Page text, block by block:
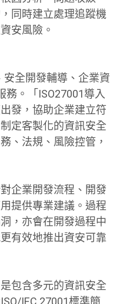
同時建立處理追蹤機
安風險。
安全開發輔導、企業資
務。「ISO27001導入
發，協助企業建立符
定客製化的資訊安全
、法規、風險控管，
企業開發流程、開發
提供專業建議。過程
，亦會在開發過程中
有效地推出資安可靠
包含多元的資訊安全
IEC 27001標準簡